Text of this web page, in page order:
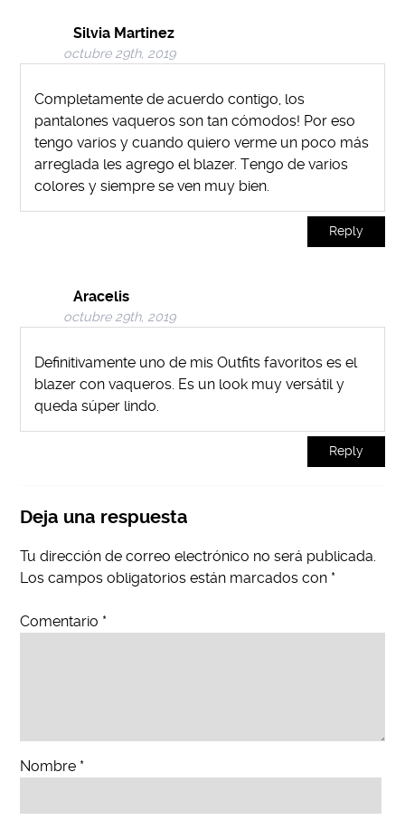
Silvia Martinez
octubre 29th, 2019
Completamente de acuerdo contigo, los
pantalones vaqueros son tan cómodos! Por eso
tengo varios y cuando quiero verme un poco más
arreglada les agrego el blazer. Tengo de varios
colores y siempre se ven muy bien.
Reply
Aracelis
octubre 29th, 2019
Definitivamente uno de mis Outfits favoritos es el
blazer con vaqueros. Es un look muy versátil y
queda súper lindo.
Reply
Deja una respuesta
Tu dirección de correo electrónico no será publicada.
Los campos obligatorios están marcados con *
Comentario *
Nombre *